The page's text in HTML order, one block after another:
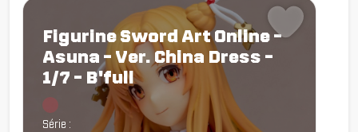
Figurine Sword Art Online -
Asuna - Ver. China Dress -
1/7 - B'full
Chargement...
Série :